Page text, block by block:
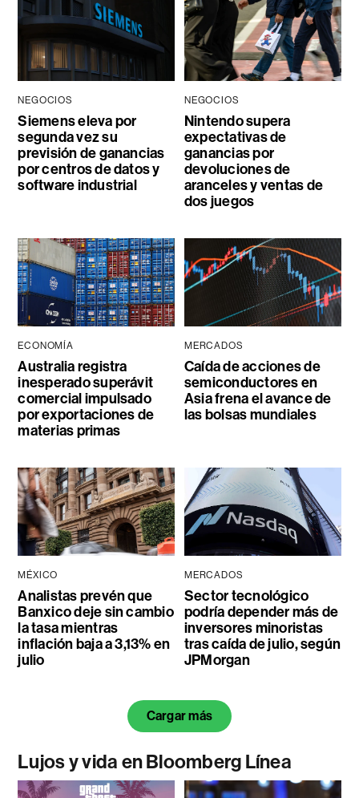
NEGOCIOS
Siemens eleva por
segunda vez su
previsión de ganancias
por centros de datos y
software industrial
NEGOCIOS
Nintendo supera
expectativas de
ganancias por
devoluciones de
aranceles y ventas de
dos juegos
ECONOMÍA
Australia registra
inesperado superávit
comercial impulsado
por exportaciones de
materias primas
MERCADOS
Caída de acciones de
semiconductores en
Asia frena el avance de
las bolsas mundiales
MÉXICO
Analistas prevén que
Banxico deje sin cambio
la tasa mientras
inflación baja a 3,13% en
julio
MERCADOS
Sector tecnológico
podría depender más de
inversores minoristas
tras caída de julio, según
JPMorgan
Cargar más
Lujos y vida en Bloomberg Línea